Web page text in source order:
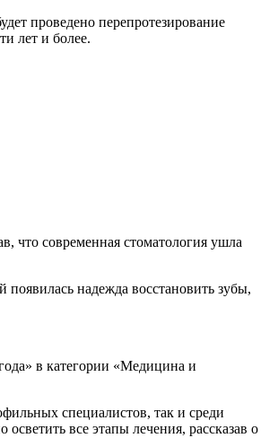
проведено перепротезирование
лет и более.
что современная стоматология ушла
надежда восстановить зубы,
в категории «Медицина и
специалистов, так и среди
все этапы лечения, рассказав о